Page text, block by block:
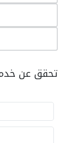
تحقق عن